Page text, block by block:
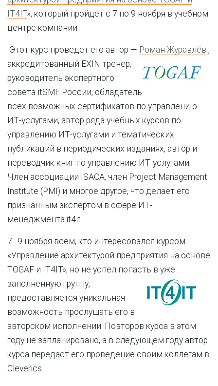
IT4IT», который пройдёт с 7 по 9 ноября в учебном
центре компании.
Этот курс проведёт его автор — Роман Журавлёв ,
аккредитованный EXIN тренер,
руководитель экспертного
совета itSMF России, обладатель
всех возможных сертификатов по управлению
ИТ-услугами, автор ряда учебных курсов по
управлению ИТ-услугами и тематических
публикаций в периодических изданиях, автор и
переводчик книг по управлению ИТ-услугами.
Член ассоциации ISACA, член Project Management
Institute (PMI) и многое другое, что делает его
признанным экспертом в сфере ИТ-
менеджмента.it4it
7–9 ноября всем, кто интересовался курсом
«Управление архитектурой предприятия на основе
TOGAF и IT4IT», но не успел попасть в уже
заполненную группу,
предоставляется уникальная
возможность прослушать его в
авторском исполнении. Повторов курса в этом
году не запланировано, а в следующем году автор
курса передаст его проведение своим коллегам в
Cleverics.